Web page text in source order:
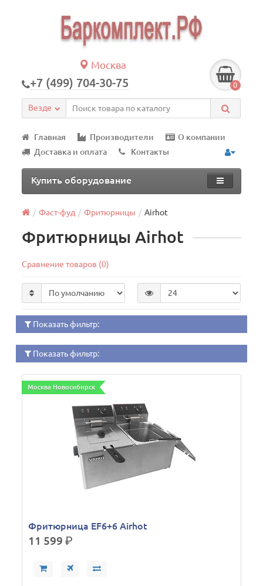
Москва
+7 (499) 704-30-75 0
Везде
Главная Производители
О компании
Доставка и оплата
Контакты
Купить оборудование
Фаст-фуд Фритюрницы Airhot
Фритюрницы Airhot
Сравнение товаров (0)
Показать фильтр:
Показать фильтр:
Москва Новосибирск
Фритюрница EF6+6 Airhot
11 599р.